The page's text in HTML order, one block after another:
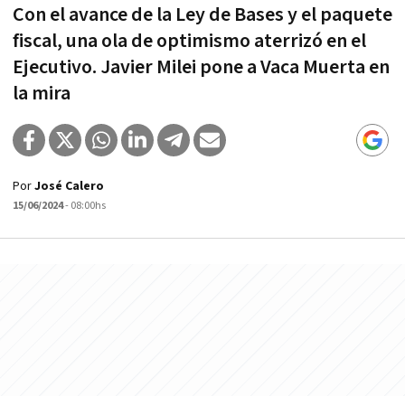
Con el avance de la Ley de Bases y el paquete
fiscal, una ola de optimismo aterrizó en el
Ejecutivo. Javier Milei pone a Vaca Muerta en
la mira
PorJosé Calero
15/06/2024- 08:00hs